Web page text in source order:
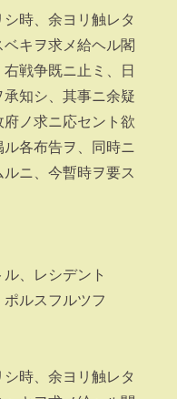
時、余ヨリ触レタ
キヲ求メ給ヘル閣
戦争既ニ止ミ、日
知シ、其事ニ余疑
ノ求ニ応セント欲
各布告ヲ、同時ニ
ニ、今暫時ヲ要ス
、レシデント
ルスフルツフ
時、余ヨリ触レタ